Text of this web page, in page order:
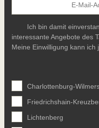
Ich bin damit
interessante Angebote des
Meine Einwilligung kann ich
Charlottenburg-
Friedrichshain-
Lichtenberg